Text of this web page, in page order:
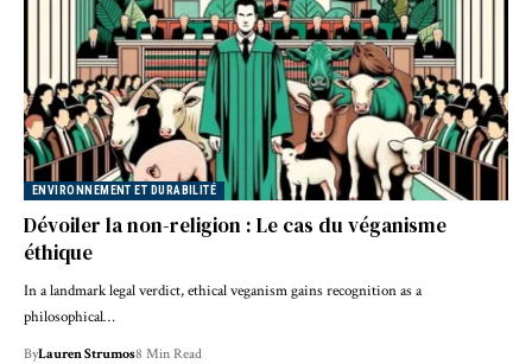
ENVIRONNEMENT ET DURABILITÉ
Dévoiler la non-religion : Le cas du véganisme
éthique
In a landmark legal verdict, ethical veganism gains recognition as a
philosophical…
ByLauren Strumos8 Min Read